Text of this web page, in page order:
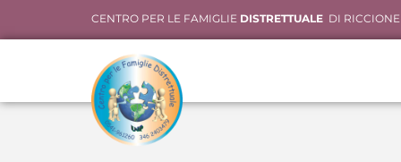
CENTRO PER LE FAMIGLIE DISTRETTUALE DI RICCIONE